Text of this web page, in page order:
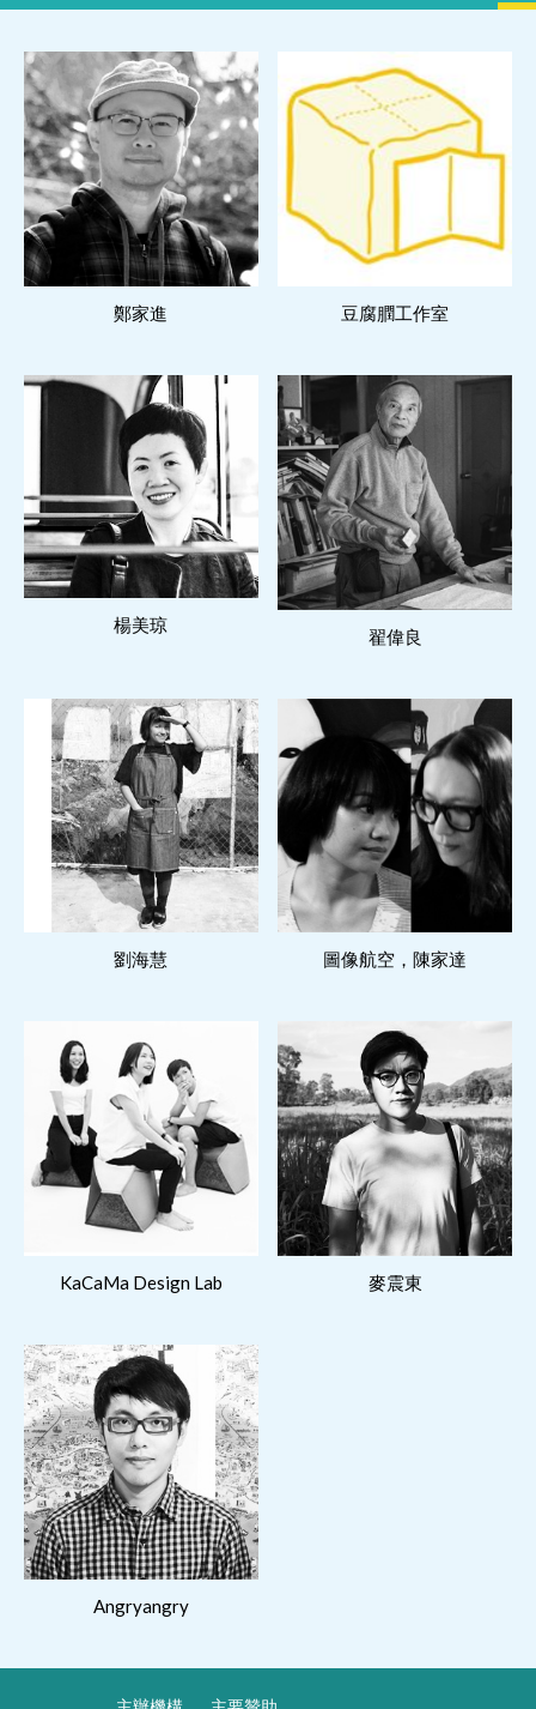
鄭家進 豆腐膶工作室
楊美琼
翟偉良
劉海慧 圖像航空，陳家達
KaCaMa Design Lab 麥震東
Angryangry